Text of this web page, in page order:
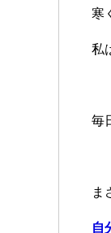
寒
私
毎
ま
自